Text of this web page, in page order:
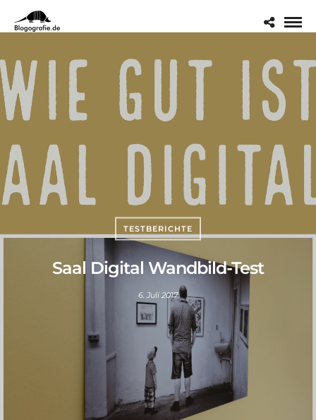
TESTBERICHTE
Saal Digital Wandbild-Test
6. Juli 2017